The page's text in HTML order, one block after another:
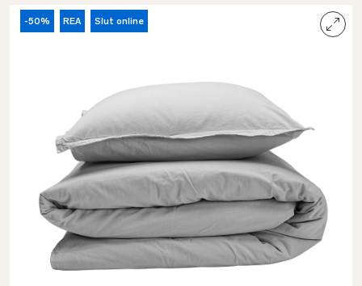
-50% REA Slut online